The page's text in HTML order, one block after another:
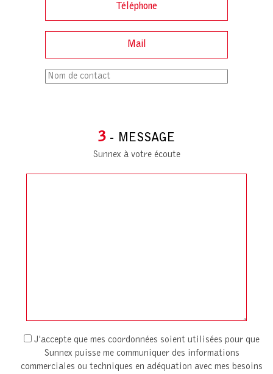
3 - MESSAGE
Sunnex à votre écoute
J'accepte que mes coordonnées soient utilisées pour que
Sunnex puisse me communiquer des informations
commerciales ou techniques en adéquation avec mes besoins